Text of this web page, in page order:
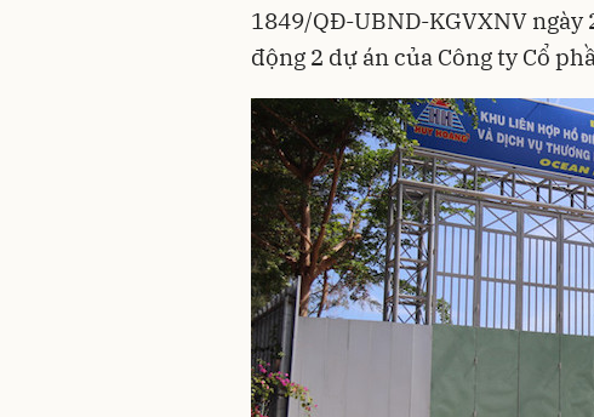
1849/QĐ-UBND-KGVXNV
động 2 dự án của Công ty Cổ